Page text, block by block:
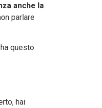
anche la
parlare
questo
hai